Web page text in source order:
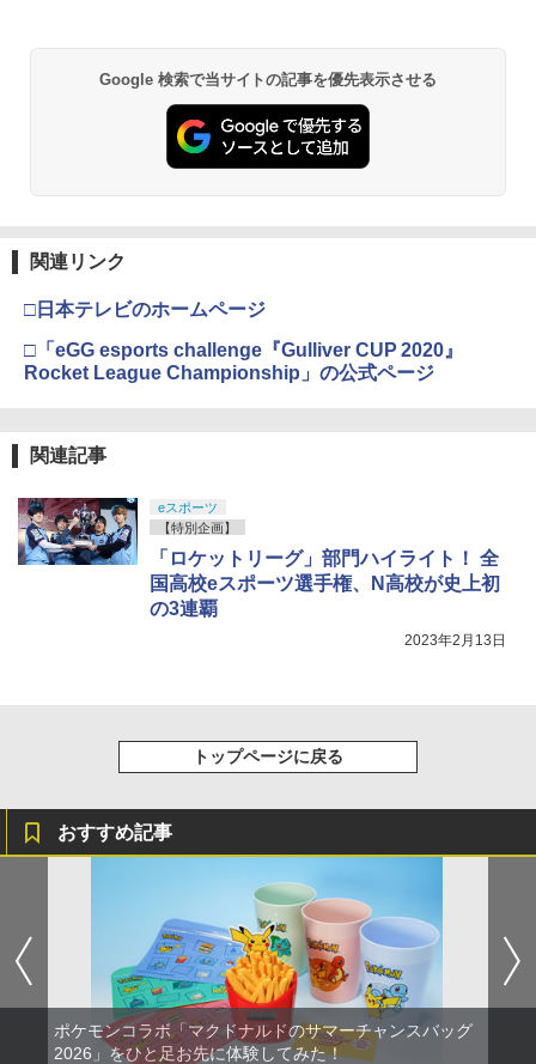
￥10,780
劇場版「鬼滅の刃」無限城編 第一章 猗
窩座再来 通常版 [Blu-ray]
劇場版「鬼滅の刃」無限城編 第一章 猗
窩座再来 通常版 [DVD]
￥3,523
窩座再来 完全生産限定版 [Blu-ray]
￥8,698
しイラストボード付) [DVD]
Google 検索で当サイトの記事を優先表示させる
関連リンク
□日本テレビのホームページ
□「eGG esports challenge『Gulliver CUP 2020』
Rocket League Championship」の公式ページ
関連記事
eスポーツ
【特別企画】
「ロケットリーグ」部門ハイライト！ 全
国高校eスポーツ選手権、N高校が史上初
の3連覇
2023年2月13日
トップページに戻る
おすすめ記事
ポケモンコラボ「マクドナルドのサマーチャンスバッグ
2026」をひと足お先に体験してみた！